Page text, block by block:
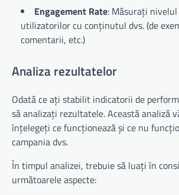
Engagement Rate: Măsurați
utilizatorilor cu conținutul dvs. (de
comentarii, etc.)
Analiza rezultatelor
Odată ce ați stabilit indicatorii de
să analizați rezultatele. Această analiză
înțelegeți ce funcționează și ce nu
campania dvs.
În timpul analizei, trebuie să luați în
următoarele aspecte: